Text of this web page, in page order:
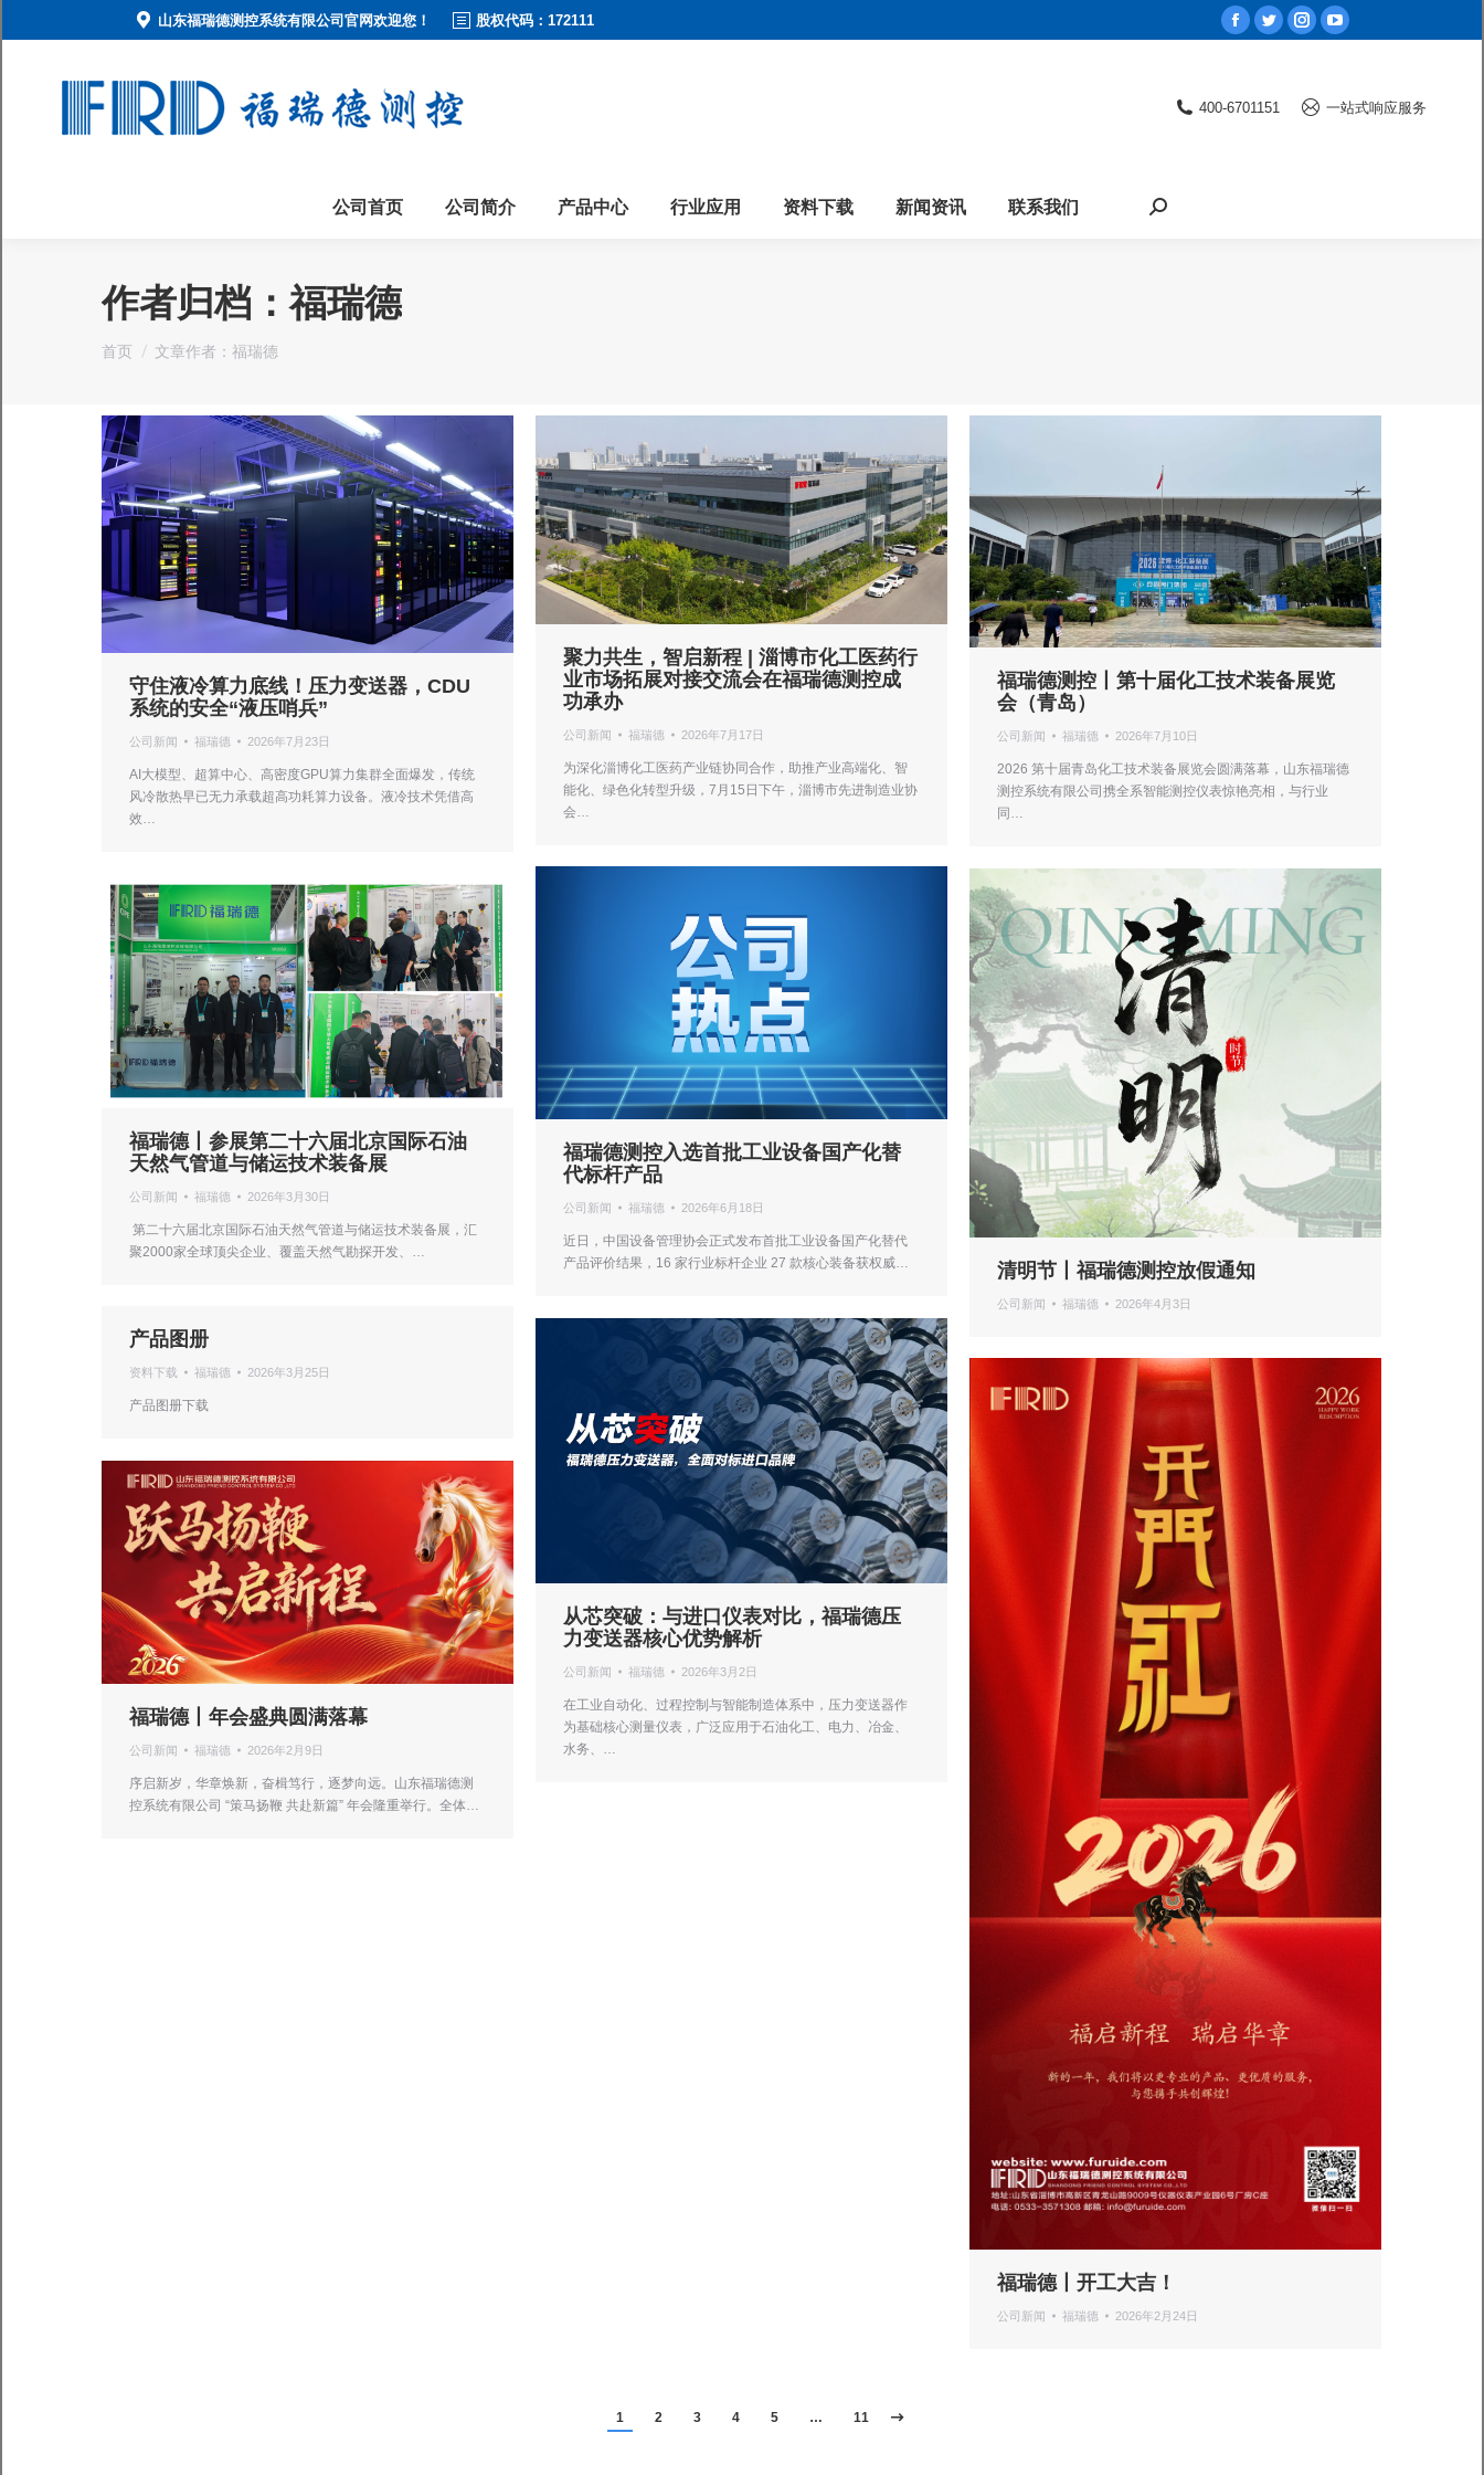
山东福瑞德测控系统有限公司官网欢迎您！ 股权代码：172111
Facebook
TwitterInstagram
in
YouTube
400-6701151 一站式响应服务
公司首页 公司简介 产品中心 行业应用 资料下载 新闻资讯 联系我们 Search:
作者归档：福瑞德
首页 文章作者：福瑞德
守住液冷算力底线！压力变送器，CDU
系统的安全“液压哨兵”
公司新闻 福瑞德 2026年7月23日
AI大模型、超算中心、高密度GPU算力集群全面爆发，传统
风冷散热早已无力承载超高功耗算力设备。液冷技术凭借高
效…
聚力共生，智启新程 | 淄博市化工医药行
业市场拓展对接交流会在福瑞德测控成
功承办
公司新闻 福瑞德 2026年7月17日
为深化淄博化工医药产业链协同合作，助推产业高端化、智
能化、绿色化转型升级，7月15日下午，淄博市先进制造业协
会…
福瑞德测控丨第十届化工技术装备展览
会（青岛）
公司新闻 福瑞德 2026年7月10日
2026 第十届青岛化工技术装备展览会圆满落幕，山东福瑞德
测控系统有限公司携全系智能测控仪表惊艳亮相，与行业
同…
福瑞德测控入选首批工业设备国产化替
代标杆产品
公司新闻 福瑞德 2026年6月18日
近日，中国设备管理协会正式发布首批工业设备国产化替代
产品评价结果，16 家行业标杆企业 27 款核心装备获权威…
清明节丨福瑞德测控放假通知
公司新闻 福瑞德 2026年4月3日
福瑞德丨参展第二十六届北京国际石油
天然气管道与储运技术装备展
公司新闻 福瑞德 2026年3月30日
第二十六届北京国际石油天然气管道与储运技术装备展，汇
聚2000家全球顶尖企业、覆盖天然气勘探开发、…
产品图册
资料下载 福瑞德 2026年3月25日
产品图册下载
从芯突破：与进口仪表对比，福瑞德压
力变送器核心优势解析
公司新闻 福瑞德 2026年3月2日
在工业自动化、过程控制与智能制造体系中，压力变送器作
为基础核心测量仪表，广泛应用于石油化工、电力、冶金、
水务、…
福瑞德丨开工大吉！
公司新闻 福瑞德 2026年2月24日
福瑞德丨年会盛典圆满落幕
公司新闻 福瑞德 2026年2月9日
序启新岁，华章焕新，奋楫笃行，逐梦向远。山东福瑞德测
控系统有限公司 “策马扬鞭 共赴新篇” 年会隆重举行。全体…
1 2 3 4 5 … 11